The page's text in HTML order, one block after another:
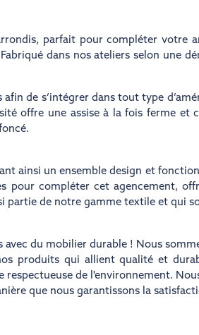
parfait pour compléter votre
dans nos ateliers selon une
de s’intégrer dans tout type
offre une assise à la fois ferme et
ainsi un ensemble design et
compléter cet agencement,
partie de notre gamme textile et qui
avec du mobilier durable ! Nous
produits qui allient qualité et
de l'environnement.
que nous garantissons la